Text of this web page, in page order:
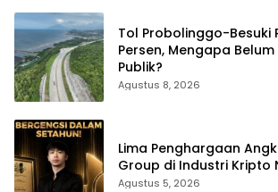
Tol Probolinggo-Besuki
Persen, Mengapa
Publik?
Agustus 8, 2026
Lima Penghargaan
Group di Industri Kripto
Agustus 5, 2026